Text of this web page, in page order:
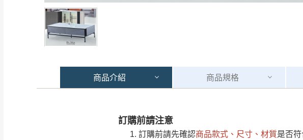
商品介紹 商品規格
訂購前請注意
訂購前請先確認商品款式、尺寸、材質是否符
注意事項：